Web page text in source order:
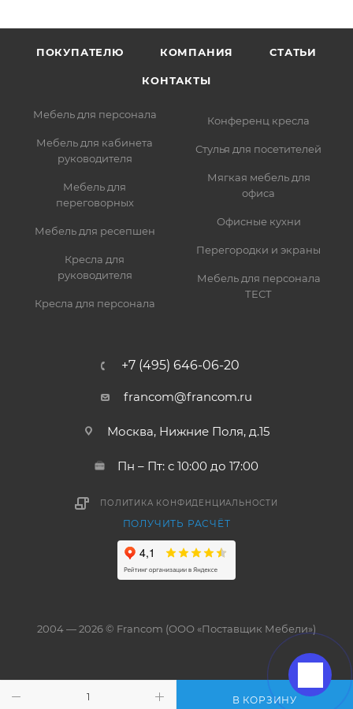
В КОРЗИНУ
ПОКУПАТЕЛЮ КОМПАНИЯ СТАТЬИ
КОНТАКТЫ
Мебель для персонала
Мебель для кабинета
руководителя
Мебель для
переговорных
Мебель для ресепшен
Кресла для
руководителя
Кресла для персонала
Конференц кресла
Стулья для посетителей
Мягкая мебель для
офиса
Офисные кухни
Перегородки и экраны
Мебель для персонала
ТЕСТ
+7 (495) 646-06-20
francom@francom.ru
Москва, Нижние Поля, д.15
Пн – Пт: с 10:00 до 17:00
ПОЛИТИКА КОНФИДЕНЦИАЛЬНОСТИ
ПОЛУЧИТЬ РАСЧЁТ
2004 — 2026 © Francom (ООО «Поставщик Мебели»)